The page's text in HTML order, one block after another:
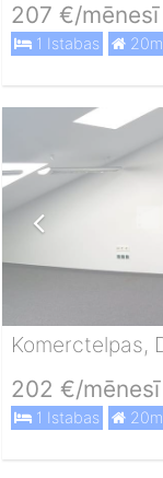
207 €/mēnesī
1 Istabas 20m
202 €/mēnesī
1 Istabas 20m